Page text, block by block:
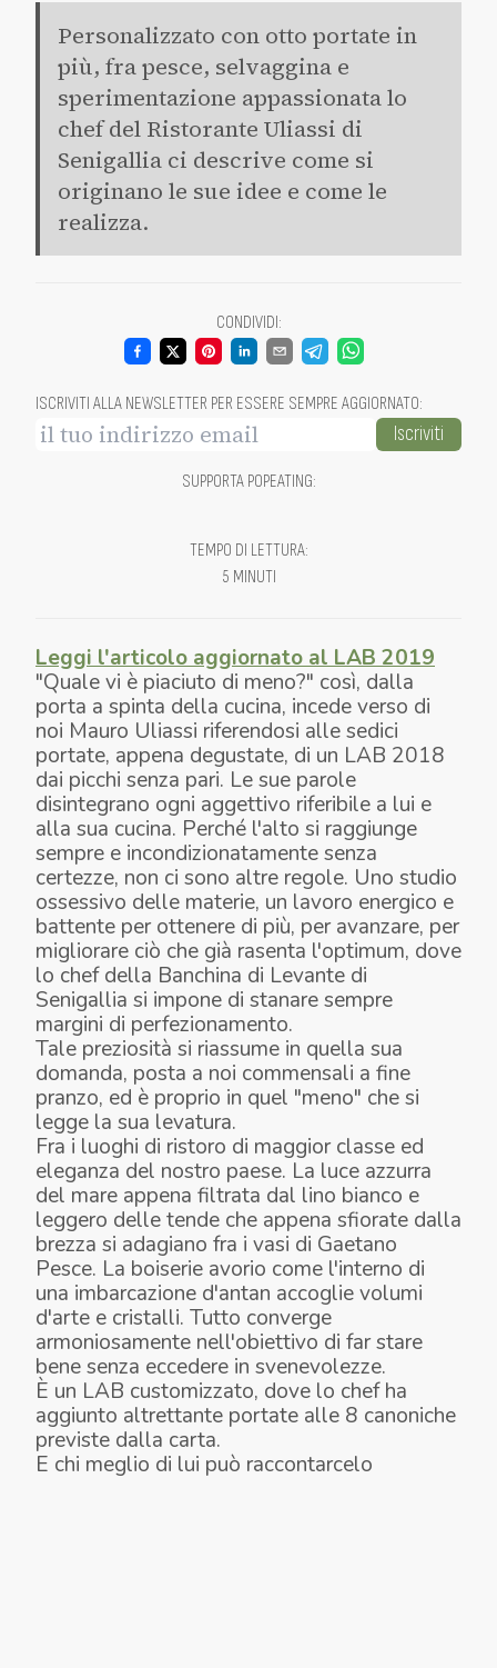
Personalizzato con otto portate in
più, fra pesce, selvaggina e
sperimentazione appassionata lo
chef del Ristorante Uliassi di
Senigallia ci descrive come si
originano le sue idee e come le
realizza.
CONDIVIDI:
ISCRIVITI ALLA NEWSLETTER PER ESSERE SEMPRE AGGIORNATO:
Iscriviti
SUPPORTA POPEATING:
TEMPO DI LETTURA:
5 MINUTI
Leggi l'articolo aggiornato al LAB 2019
"Quale vi è piaciuto di meno?" così, dalla
porta a spinta della cucina, incede verso di
noi Mauro Uliassi riferendosi alle sedici
portate, appena degustate, di un LAB 2018
dai picchi senza pari. Le sue parole
disintegrano ogni aggettivo riferibile a lui e
alla sua cucina. Perché l'alto si raggiunge
sempre e incondizionatamente senza
certezze, non ci sono altre regole. Uno studio
ossessivo delle materie, un lavoro energico e
battente per ottenere di più, per avanzare, per
migliorare ciò che già rasenta l'optimum, dove
lo chef della Banchina di Levante di
Senigallia si impone di stanare sempre
margini di perfezionamento.
Tale preziosità si riassume in quella sua
domanda, posta a noi commensali a fine
pranzo, ed è proprio in quel "meno" che si
legge la sua levatura.
Fra i luoghi di ristoro di maggior classe ed
eleganza del nostro paese. La luce azzurra
del mare appena filtrata dal lino bianco e
leggero delle tende che appena sfiorate dalla
brezza si adagiano fra i vasi di Gaetano
Pesce. La boiserie avorio come l'interno di
una imbarcazione d'antan accoglie volumi
d'arte e cristalli. Tutto converge
armoniosamente nell'obiettivo di far stare
bene senza eccedere in svenevolezze.
È un LAB customizzato, dove lo chef ha
aggiunto altrettante portate alle 8 canoniche
previste dalla carta.
E chi meglio di lui può raccontarcelo